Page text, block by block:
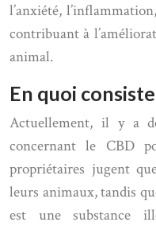
l’anxiété,
contribuant à
animal.
En quoi
Actuellement, il y a
concernant le CBD
propriétaires jugent
leurs animaux, tandis
est une substance